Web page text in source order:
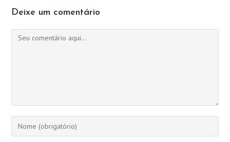
Deixe um comentário
Comentário
Digite
seu